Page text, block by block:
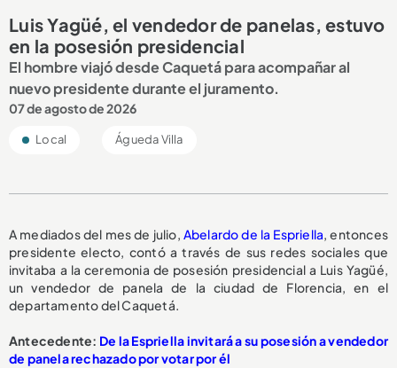
Luis Yagüé, el vendedor de panelas, estuvo
en la posesión presidencial
El hombre viajó desde Caquetá para acompañar al
nuevo presidente durante el juramento.
07 de agosto de 2026
Local Águeda Villa
A mediados del mes de julio, Abelardo de la Espriella, entonces
presidente electo, contó a través de sus redes sociales que
invitaba a la ceremonia de posesión presidencial a Luis Yagüé,
un vendedor de panela de la ciudad de Florencia, en el
departamento del Caquetá.
Antecedente: De la Espriella invitará a su posesión a vendedor
de panela rechazado por votar por él